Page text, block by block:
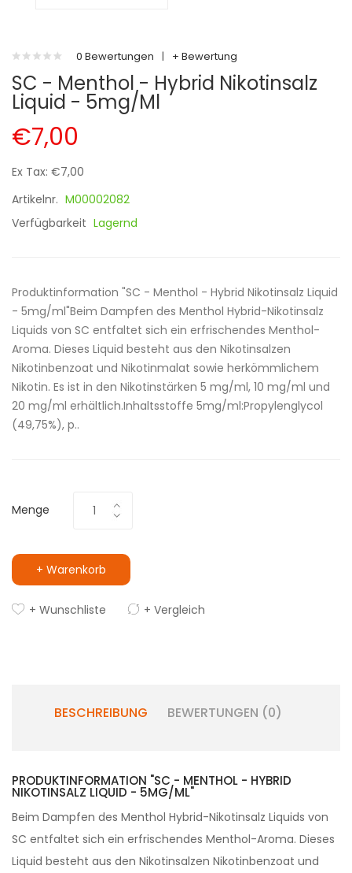
0 Bewertungen | + Bewertung
SC - Menthol - Hybrid Nikotinsalz
Liquid - 5mg/ml
€7,00
Ex Tax: €7,00
Artikelnr. M00002082
Verfügbarkeit Lagernd
Produktinformation "SC - Menthol - Hybrid Nikotinsalz Liquid
- 5mg/ml"Beim Dampfen des Menthol Hybrid-Nikotinsalz
Liquids von SC entfaltet sich ein erfrischendes Menthol-
Aroma. Dieses Liquid besteht aus den Nikotinsalzen
Nikotinbenzoat und Nikotinmalat sowie herkömmlichem
Nikotin. Es ist in den Nikotinstärken 5 mg/ml, 10 mg/ml und
20 mg/ml erhältlich.Inhaltsstoffe 5mg/ml:Propylenglycol
(49,75%), p..
Menge
+ Warenkorb
+ Wunschliste + Vergleich
BESCHREIBUNG BEWERTUNGEN (0)
PRODUKTINFORMATION "SC - MENTHOL - HYBRID
NIKOTINSALZ LIQUID - 5MG/ML"
Beim Dampfen des Menthol Hybrid-Nikotinsalz Liquids von
SC entfaltet sich ein erfrischendes Menthol-Aroma. Dieses
Liquid besteht aus den Nikotinsalzen Nikotinbenzoat und